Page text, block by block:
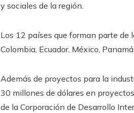
y sociales de la región.
Los 12 países que forman parte de
Colombia, Ecuador, México,
Además de proyectos para la
30 millones de dólares en
de la Corporación de Desarrollo